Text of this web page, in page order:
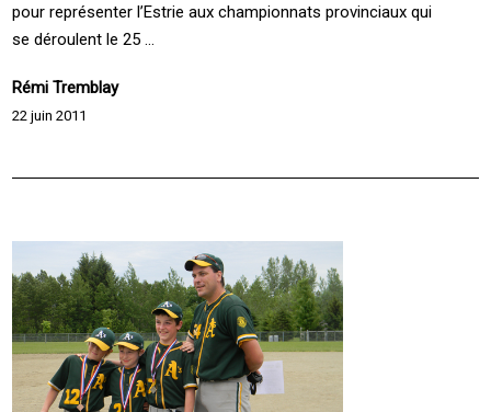
pour représenter l’Estrie aux championnats provinciaux qui
se déroulent le 25 ...
Rémi Tremblay
22 juin 2011